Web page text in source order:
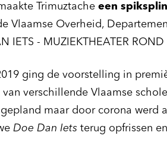
Trimuztache een
Vlaamse Overheid,
IETS - MUZIEKTHEATER
ging de voorstelling in
verschillende Vlaamse
maar door corona werd
Doe Dan Iets terug opfrissen